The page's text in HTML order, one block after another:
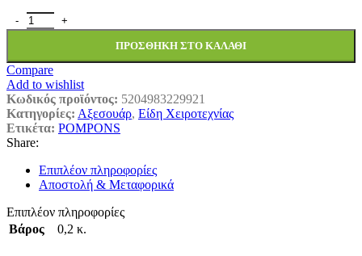
ΡΟΜΡΟΜS FΑΒΙ 2.5CΜ 30ΤΕΜ ΡΟΖ ποσότητα
ΠΡΟΣΘΉΚΗ ΣΤΟ ΚΑΛΆΘΙ
Compare
Add to wishlist
Κωδικός προϊόντος: 5204983229921
Κατηγορίες: Αξεσουάρ, Είδη Χειροτεχνίας
Ετικέτα: POMPONS
Share:
Επιπλέον πληροφορίες
Αποστολή & Μεταφορικά
Επιπλέον πληροφορίες
Βάρος
0,2 κ.